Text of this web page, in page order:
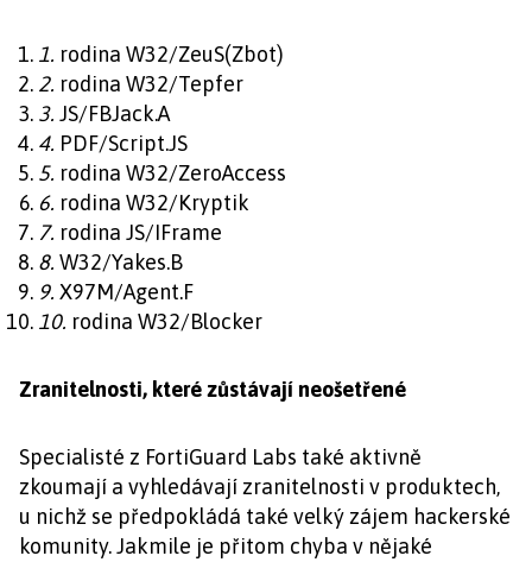
1. rodina W32/ZeuS(Zbot)
2. rodina W32/Tepfer
3. JS/FBJack.A
4. PDF/Script.JS
5. rodina W32/ZeroAccess
6. rodina W32/Kryptik
7. rodina JS/IFrame
8. W32/Yakes.B
9. X97M/Agent.F
10. rodina W32/Blocker
Zranitelnosti, které zůstávají neošetřené
Specialisté z FortiGuard Labs také aktivně
zkoumají a vyhledávají zranitelnosti v produktech,
u nichž se předpokládá také velký zájem hackerské
komunity. Jakmile je přitom chyba v nějaké